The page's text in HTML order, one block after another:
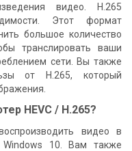
видео. H.265
Этот формат
большое количество
транслировать ваши
сети. Вы также
от H.265, который
HEVC / H.265?
видео в
Windows 10. Вам также